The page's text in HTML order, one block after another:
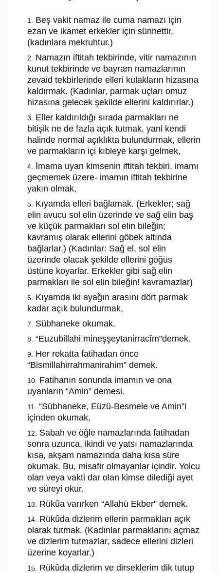
Beş vakit namaz ile cuma namazı için
ezan ve ikamet erkekler için sünnettir.
(kadınlara mekruhtur.)
Namazın iftitah tekbirinde, vitir namazının
kunut tekbirinde ve bayram namazlarının
zevaid tekbirlerinde elleri kulakların hizasına
kaldırmak. (Kadınlar, parmak uçları omuz
hizasına gelecek şekilde ellerini kaldırırlar.)
Eller kaldırıldığı sırada parmakları ne
bitişik ne de fazla açık tutmak, yani kendi
halinde normal açıklıkta bulundurmak, ellerin
ve parmakların içi kıbleye karşı gelmek,
İmama uyan kimsenin iftitah tekbiri, imamı
geçmemek üzere- imamın iftitah tekbirine
yakın olmak,
Kıyamda elleri bağlamak. (Erkekler; sağ
elin avucu sol elin üzerinde ve sağ elin baş
ve küçük parmakları sol elin bileğin;
kavramış olarak ellerini göbek altında
bağlarlar.) (Kadınlar: Sağ el, sol elin
üzerinde olacak şekilde ellerini göğüs
üstüne koyarlar. Erkekler gibi sağ elin
parmakları ile sol elin bileğin! kavramazlar)
Kıyamda iki ayağın arasını dört parmak
kadar açık bulundurmak,
Sübhaneke okumak.
“Euzubillahi mineşşeytanirracîm”demek.
Her rekatta fatihadan önce
“Bismillahirrahmanirahim” demek.
Fatihanın sonunda imamın ve ona
uyanların “Amin” demesi.
“Sübhaneke, Eüzü-Besmele ve Amin”i
içinden okumak,
Sabah ve öğle namazlarında fatihadan
sonra uzunca, ikindi ve yatsı namazlarında
kısa, akşam namazında daha kısa süre
okumak. Bu, misafir olmayanlar içindir. Yolcu
olan veya vakti dar olan kimse dilediği ayet
ve süreyi okur.
Rükûa varırken “Allahü Ekber” demek.
Rükûda dizlerim ellerin parmakları açık
olarak tutmak. (Kadınlar parmaklarını açmaz
ve dizlerim tutmazlar, sadece ellerini dizleri
üzerine koyarlar.)
Rükûda dizlerim ve dirseklerim dik tutup